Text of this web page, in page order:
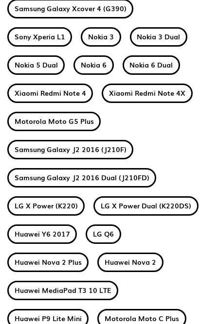
Samsung Galaxy Xcover 4 (G390)
Sony Xperia L1 Nokia 3 Nokia 3 Dual
Nokia 5 Dual Nokia 6 Nokia 6 Dual
Xiaomi Redmi Note 4 Xiaomi Redmi Note 4X
Motorola Moto G5 Plus
Samsung Galaxy J2 2016 (J210F)
Samsung Galaxy J2 2016 Dual (J210FD)
LG X Power (K220) LG X Power Dual (K220DS)
Huawei Y6 2017 LG Q6
Huawei Nova 2 Plus Huawei Nova 2
Huawei MediaPad T3 10 LTE
Huawei P9 Lite Mini Motorola Moto C Plus